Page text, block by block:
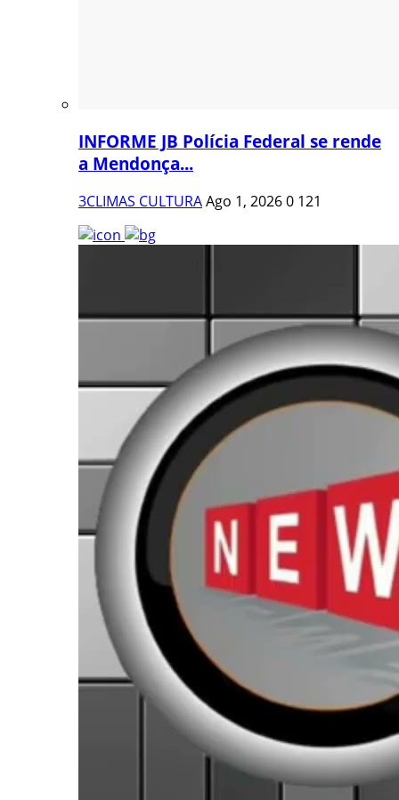
INFORME JB Polícia Federal se rende
a Mendonça...
3CLIMAS CULTURAAgo 1, 20260 121